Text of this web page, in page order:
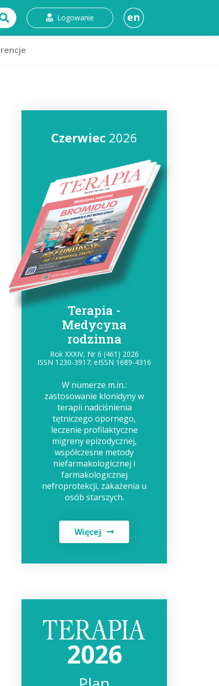
Logowanie en
Czerwiec 2026
Terapia -
Medycyna
rodzinna
Rok XXXIV, Nr 6 (461) 2026
ISSN 1230-3917; eISSN 1689-4316
W numerze m.in.:
zastosowanie klonidyny w
terapii nadciśnienia
tętniczego opornego,
leczenie profilaktyczne
migreny epizodycznej,
współczesne metody
niefarmakologicznej i
farmakologicznej
nefroprotekcji, zakażenia u
osób starszych.
Więcej
2026